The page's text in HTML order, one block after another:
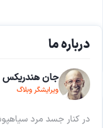
درباره ما
جان هندریکس
ویرایشگر وبلاگ
در کنار جسد مرد